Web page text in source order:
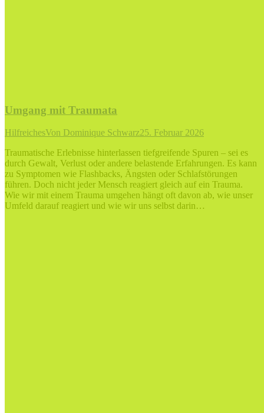
Umgang mit Traumata
HilfreichesVon Dominique Schwarz25. Februar 2026
Traumatische Erlebnisse hinterlassen tiefgreifende Spuren – sei es
durch Gewalt, Verlust oder andere belastende Erfahrungen. Es kann
zu Symptomen wie Flashbacks, Ängsten oder Schlafstörungen
führen. Doch nicht jeder Mensch reagiert gleich auf ein Trauma.
Wie wir mit einem Trauma umgehen hängt oft davon ab, wie unser
Umfeld darauf reagiert und wie wir uns selbst darin…